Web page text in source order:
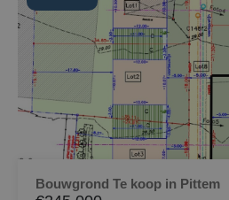
Bouwgrond Te koop in Pittem